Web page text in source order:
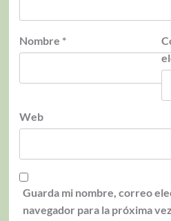
Nombre *
Web
Guarda mi nombre, correo
navegador para la próxima